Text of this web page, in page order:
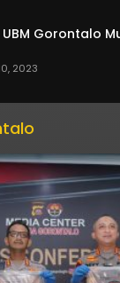
UBM Gorontalo
2023